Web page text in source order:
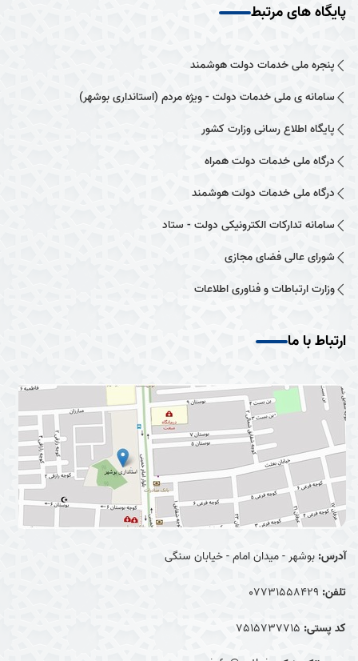
پایگاه های مرتبط
پنجره ملی خدمات دولت هوشمند
سامانه ی ملی خدمات دولت - ویژه مردم (استانداری بوشهر)
پایگاه اطلاع رسانی وزارت کشور
درگاه ملی خدمات دولت همراه
درگاه ملی خدمات دولت هوشمند
سامانه تدارکات الکترونیکی دولت - ستاد
شورای عالی فضای مجازی
وزارت ارتباطات و فناوری اطلاعات
ارتباط با ما
آدرس: بوشهر - میدان امام - خیابان سنگی
تلفن: 07731558429
کد پستی: 7515737715